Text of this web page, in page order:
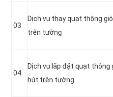
03
Dịch vụ thay quạt thông
trên tường
04
Dịch vụ lắp đặt quạt thông
hút trên tường